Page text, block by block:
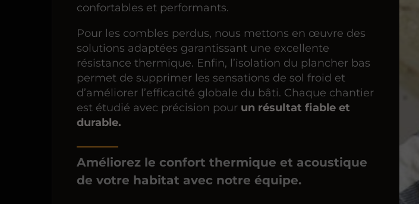
confortables et performants.
Pour les combles perdus, nous mettons en œuvre des
solutions adaptées garantissant une excellente
résistance thermique. Enfin, l’isolation du plancher bas
permet de supprimer les sensations de sol froid et
d’améliorer l’efficacité globale du bâti. Chaque chantier
est étudié avec précision pour un résultat fiable et
durable.
Améliorez le confort thermique et acoustique
de votre habitat avec notre équipe.